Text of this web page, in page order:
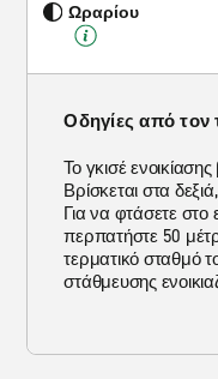
Ωραρίου
Οδηγίες από τον
Το γκισέ
Βρίσκεται στα
Για να φτάσετε στο
περπατήστε 50
τερματικό σταθμό
στάθμευσης